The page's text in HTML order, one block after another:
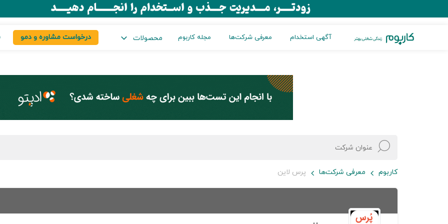
آگهی استخدام معرفی شرکت‌ها مجله کاربوم محصولات درخواست مشاوره و دمو
کاربوم معرفی شرکت‌ها پرس لاین